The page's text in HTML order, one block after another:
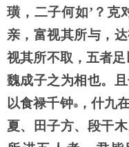
璜，二子何如’？克
亲，富视其所与，
视其所不取，五者
魏成子之为相也。
以食禄千钟⑨，什九
夏、田子方、段干